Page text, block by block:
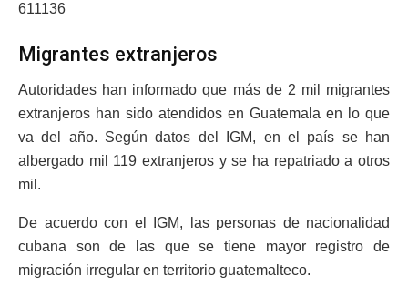
611136
Migrantes extranjeros
Autoridades han informado que más de 2 mil migrantes
extranjeros han sido atendidos en Guatemala en lo que
va del año. Según datos del IGM, en el país se han
albergado mil 119 extranjeros y se ha repatriado a otros
mil.
De acuerdo con el IGM, las personas de nacionalidad
cubana son de las que se tiene mayor registro de
migración irregular en territorio guatemalteco.